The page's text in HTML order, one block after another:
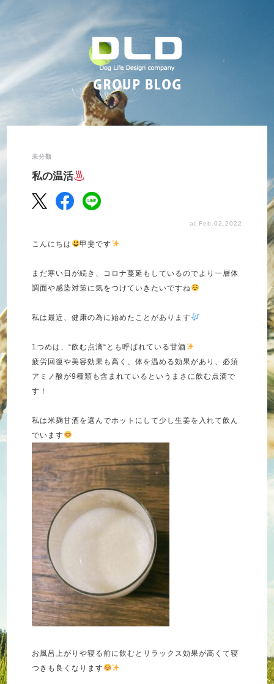
未分類
私の温活
at Feb.02.2022
こんにちは 甲斐です
まだ寒い日が続き、コロナ蔓延もしているのでより一層体
調面や感染対策に気をつけていきたいですね
私は最近、健康の為に始めたことがあります
1 つめは、 “飲む点滴“ とも呼ばれている甘酒
疲労回復や美容効果も高く、体を温める効果があり、必須
アミノ酸が9種類も含まれているというまさに飲む点滴で
す！
私は米麹甘酒を選んでホットにして少し生姜を入れて飲ん
でいます
お風呂上がりや寝る前に飲むとリラックス効果が高くて寝
つきも良くなります